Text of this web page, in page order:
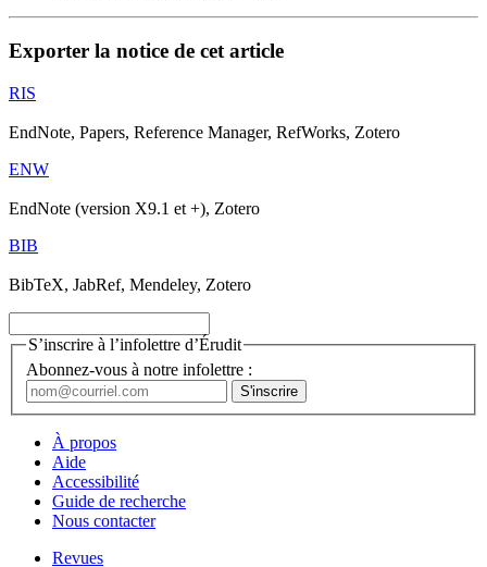
Exporter la notice de cet article
RIS
EndNote, Papers, Reference Manager, RefWorks, Zotero
ENW
EndNote (version X9.1 et +), Zotero
BIB
BibTeX, JabRef, Mendeley, Zotero
S’inscrire à l’infolettre d’Érudit
Abonnez-vous à notre infolettre :
À propos
Aide
Accessibilité
Guide de recherche
Nous contacter
Revues